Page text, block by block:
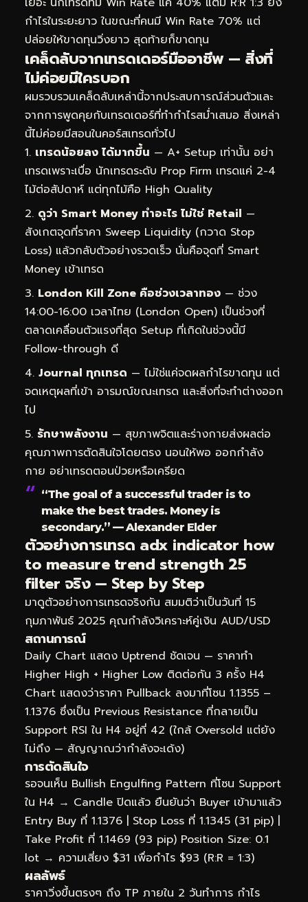
กำไรในระยะยาว ในขณะที่คนมี Win Rate 70% แต่
ปล่อยให้ขาดทุนวิ่งยาว สุดท้ายก็ขาดทุน
เคล็ดลับจากเทรดเดอร์มืออาชีพ — สิ่งที่
ไม่ค่อยมีใครบอก
ผมรวบรวมเคล็ดลับเหล่านี้จากประสบการณ์ส่วนตัวและ
จากการพูดคุยกับเทรดเดอร์ที่ทำกำไรสม่ำเสมอ สิ่งเหล่า
นี้ไม่ค่อยมีสอนในคอร์สเทรดทั่วไป
เทรดน้อยลง ได้มากขึ้น — A+ Setup เท่านั้น อย่า
เทรดเพราะเบื่อ นักเทรดระดับ Prop Firm เทรดแค่ 2-4
ไม้ต่อสัปดาห์ แต่ทุกไม้คือ High Quality
ดูว่า Smart Money ทำอะไร ไม่ใช่ Retail —
สังเกตจุดที่ราคา Sweep Liquidity (กวาด Stop
Loss) แล้วกลับตัวอย่างรวดเร็ว นั่นคือจุดที่ Smart
Money เข้าเทรด
London Kill Zone คือช่วงเวลาทอง — ช่วง
14:00-16:00 เวลาไทย (London Open) เป็นช่วงที่
ตลาดเคลื่อนตัวแรงที่สุด Setup ที่เกิดในช่วงนี้มี
Follow-through ดี
Journal ทุกเทรด — ไม่ใช่แค่จดผลกำไรขาดทุน แต่
จดเหตุผลที่เข้า อารมณ์ขณะเทรด และสิ่งที่จะทำต่างออก
ไป
รักษาพลังงาน — สุขภาพจิตและร่างกายส่งผลต่อ
คุณภาพการตัดสินใจโดยตรง นอนให้พอ ออกกำลัง
กาย อย่าเทรดตอนป่วยหรือเครียด
“The goal of a successful trader is to
make the best trades. Money is
secondary.” — Alexander Elder
ตัวอย่างการเทรด adx indicator how
to measure trend strength 25
filter จริง — Step by Step
มาดูตัวอย่างการเทรดจริงกัน สมมติว่าเป็นวันที่ 15
กุมภาพันธ์ 2025 คุณกำลังวิเคราะห์คู่เงิน AUD/USD
สถานการณ์
Daily Chart แสดง Uptrend ชัดเจน — ราคาทำ
Higher High + Higher Low ติดต่อกัน 3 ครั้ง H4
Chart แสดงว่าราคา Pullback ลงมาที่โซน 1.1355 –
1.1376 ซึ่งเป็น Previous Resistance ที่กลายเป็น
Support RSI ใน H4 อยู่ที่ 42 (ใกล้ Oversold แต่ยัง
ไม่ถึง — สัญญาณว่ากำลังจะเด้ง)
การตัดสินใจ
รอจนเห็น Bullish Engulfing Pattern ที่โซน Support
ใน H4 → Candle ปิดแล้ว ยืนยันว่า Buyer เข้ามาแล้ว
Entry Buy ที่ 1.1376 | Stop Loss ที่ 1.1345 (31 pip) |
Take Profit ที่ 1.1469 (93 pip) Position Size: 0.1
lot → ความเสี่ยง $31 เพื่อกำไร $93 (R:R = 1:3)
ผลลัพธ์
ราคาวิ่งขึ้นตรงๆ ถึง TP ภายใน 2 วันทำการ กำไร